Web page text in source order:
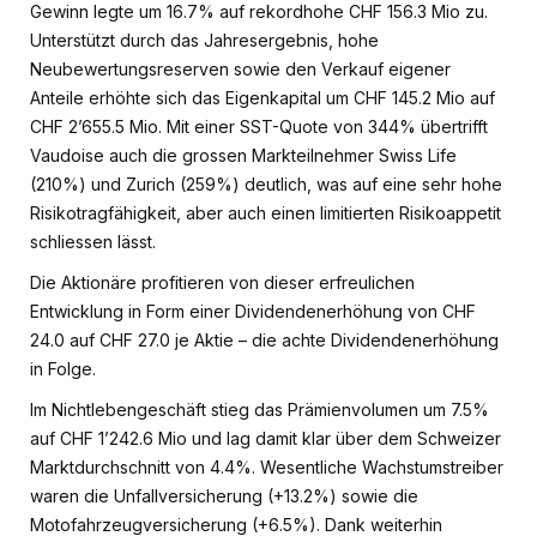
Gewinn legte um 16.7% auf rekordhohe CHF 156.3 Mio zu.
Unterstützt durch das Jahresergebnis, hohe
Neubewertungsreserven sowie den Verkauf eigener
Anteile erhöhte sich das Eigenkapital um CHF 145.2 Mio auf
CHF 2’655.5 Mio. Mit einer SST-Quote von 344% übertrifft
Vaudoise auch die grossen Markteilnehmer Swiss Life
(210%) und Zurich (259%) deutlich, was auf eine sehr hohe
Risikotragfähigkeit, aber auch einen limitierten Risikoappetit
schliessen lässt.
Die Aktionäre profitieren von dieser erfreulichen
Entwicklung in Form einer Dividendenerhöhung von CHF
24.0 auf CHF 27.0 je Aktie – die achte Dividendenerhöhung
in Folge.
Im Nichtlebengeschäft stieg das Prämienvolumen um 7.5%
auf CHF 1’242.6 Mio und lag damit klar über dem Schweizer
Marktdurchschnitt von 4.4%. Wesentliche Wachstumstreiber
waren die Unfallversicherung (+13.2%) sowie die
Motofahrzeugversicherung (+6.5%). Dank weiterhin